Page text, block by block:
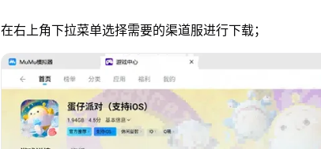
在右上角下拉菜单选择需要的渠道服进行下载；